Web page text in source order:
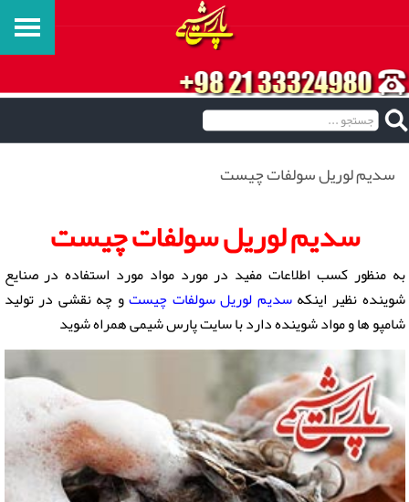
سدیم لوریل سولفات چیست
سدیم لوریل سولفات چیست
به منظور کسب اطلاعات مفید در مورد مواد مورد استفاده در صنایع
شوینده نظیر اینکهسدیم لوریل سولفات چیستو چه نقشی در تولید
شامپو ها و مواد شوینده دارد با سایت پارس شیمی همراه شوید